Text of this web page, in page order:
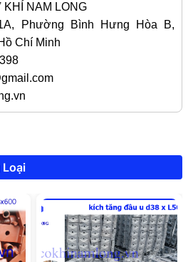
NAM LONG
Phường Bình Hưng Hòa B,
Chí Minh
Loại